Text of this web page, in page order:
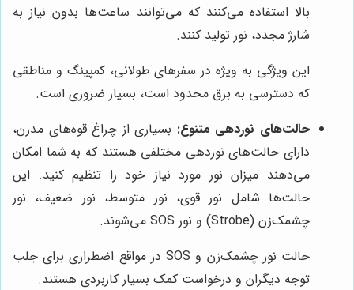
بالا استفاده می‌کنند که می‌توانند ساعت‌ها بدون نیاز به
شارژ مجدد، نور تولید کنند.
این ویژگی به ویژه در سفرهای طولانی، کمپینگ و مناطقی
که دسترسی به برق محدود است، بسیار ضروری است.
حالت‌های نوردهی متنوع: بسیاری از چراغ قوه‌های مدرن،
دارای حالت‌های نوردهی مختلفی هستند که به شما امکان
می‌دهند میزان نور مورد نیاز خود را تنظیم کنید. این
حالت‌ها شامل نور قوی، نور متوسط، نور ضعیف، نور
چشمک‌زن (Strobe) و نور SOS می‌شوند.
حالت نور چشمک‌زن و SOS در مواقع اضطراری برای جلب
توجه دیگران و درخواست کمک بسیار کاربردی هستند.